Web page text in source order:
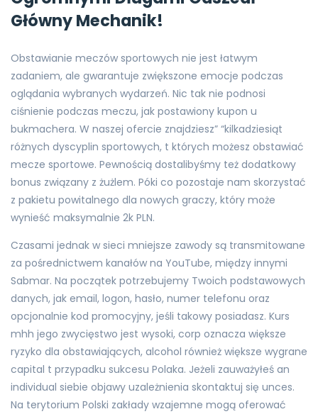
Główny Mechanik!
Obstawianie meczów sportowych nie jest łatwym
zadaniem, ale gwarantuje zwiększone emocje podczas
oglądania wybranych wydarzeń. Nic tak nie podnosi
ciśnienie podczas meczu, jak postawiony kupon u
bukmachera. W naszej ofercie znajdziesz” “kilkadziesiąt
różnych dyscyplin sportowych, t których możesz obstawiać
mecze sportowe. Pewnością dostalibyśmy też dodatkowy
bonus związany z żużlem. Póki co pozostaje nam skorzystać
z pakietu powitalnego dla nowych graczy, który może
wynieść maksymalnie 2k PLN.
Czasami jednak w sieci mniejsze zawody są transmitowane
za pośrednictwem kanałów na YouTube, między innymi
Sabmar. Na początek potrzebujemy Twoich podstawowych
danych, jak email, logon, hasło, numer telefonu oraz
opcjonalnie kod promocyjny, jeśli takowy posiadasz. Kurs
mhh jego zwycięstwo jest wysoki, corp oznacza większe
ryzyko dla obstawiających, alcohol również większe wygrane
capital t przypadku sukcesu Polaka. Jeżeli zauważyłeś an
individual siebie objawy uzależnienia skontaktuj się unces.
Na terytorium Polski zakłady wzajemne mogą oferować